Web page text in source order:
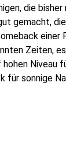
die
gemacht,
einer
Zeiten,
Niveau
für sonnige